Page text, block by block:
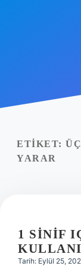
Politikası
Yasal Uyarı
ETIKET:
YARAR
1 SINIF
Tarih: Eylül 25,